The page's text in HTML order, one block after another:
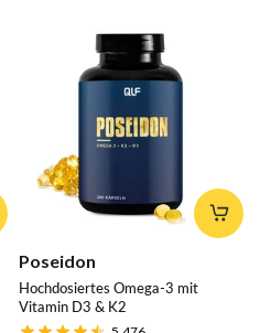
Poseidon
Hochdosiertes Omega-3 mit
Vitamin D3 & K2